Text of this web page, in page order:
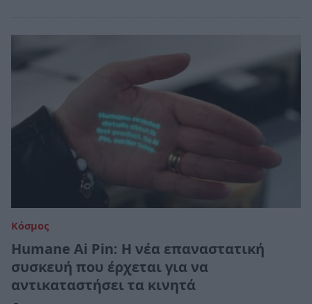
Κόσμος
Humane Ai Pin: Η νέα επαναστατική
συσκευή που έρχεται για να
αντικαταστήσει τα κινητά